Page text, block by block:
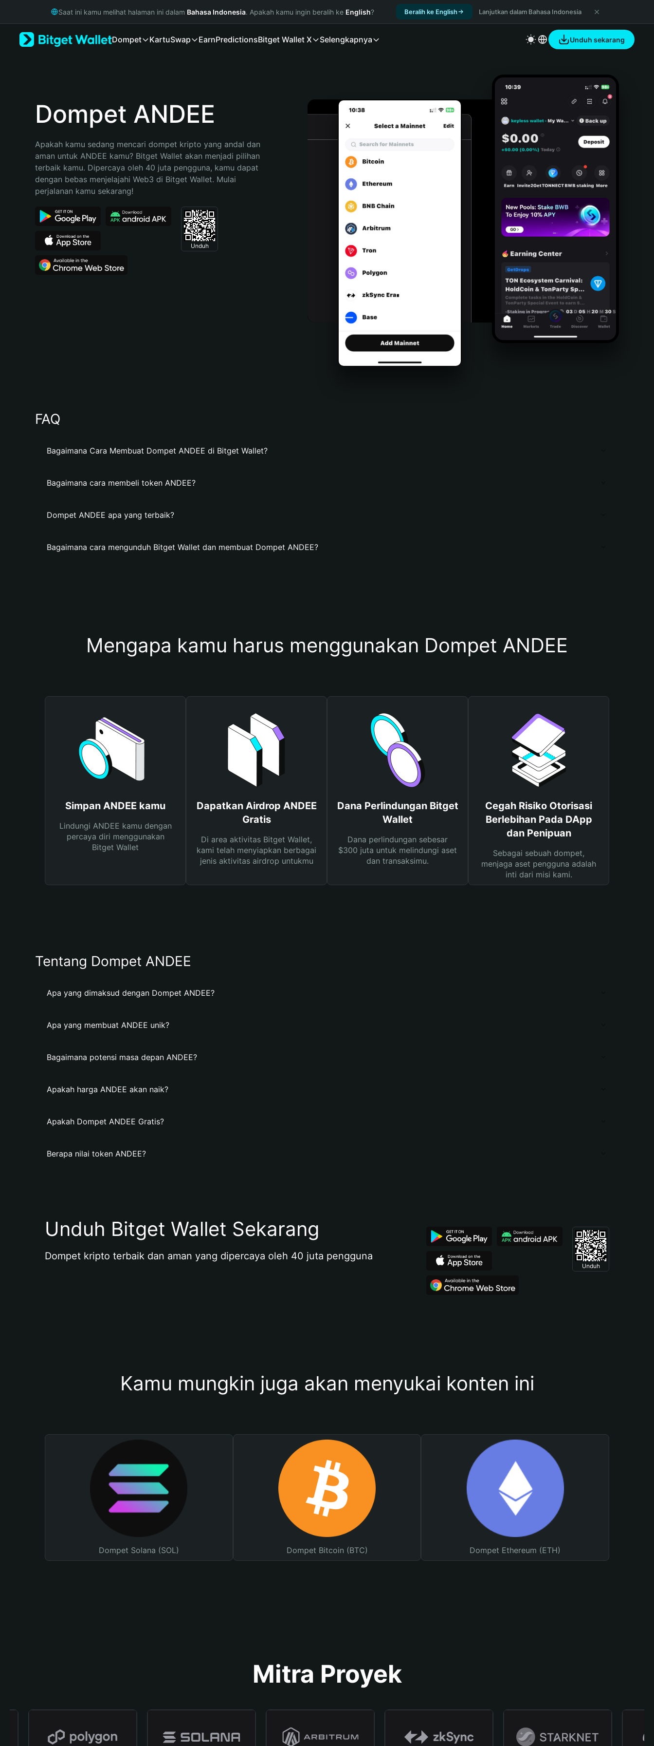
Русский
Bahasa Indonesia
Español (Argentina)
Saat ini kamu melihat halaman ini dalam Bahasa Indonesia. Apakah kamu ingin beralih ke English? Beralih ke English Lanjutkan dalam Bahasa Indonesia
Dompet KartuSwap EarnPredictionsBitget Wallet X Selengkapnya Unduh sekarang
Dompet ANDEE
Apakah kamu sedang mencari dompet kripto yang andal dan
aman untuk ANDEE kamu? Bitget Wallet akan menjadi pilihan
terbaik kamu. Dipercaya oleh 40 juta pengguna, kamu dapat
dengan bebas menjelajahi Web3 di Bitget Wallet. Mulai
perjalanan kamu sekarang!
Unduh
FAQ
Bagaimana Cara Membuat Dompet ANDEE di Bitget Wallet?
Bagaimana cara membeli token ANDEE?
Dompet ANDEE apa yang terbaik?
Bagaimana cara mengunduh Bitget Wallet dan membuat Dompet ANDEE?
Mengapa kamu harus menggunakan Dompet ANDEE
Simpan ANDEE kamu
Lindungi ANDEE kamu dengan
percaya diri menggunakan
Bitget Wallet
Dapatkan Airdrop ANDEE
Gratis
Di area aktivitas Bitget Wallet,
kami telah menyiapkan berbagai
jenis aktivitas airdrop untukmu
Dana Perlindungan Bitget
Wallet
Dana perlindungan sebesar
$300 juta untuk melindungi aset
dan transaksimu.
Cegah Risiko Otorisasi
Berlebihan Pada DApp
dan Penipuan
Sebagai sebuah dompet,
menjaga aset pengguna adalah
inti dari misi kami.
Tentang Dompet ANDEE
Apa yang dimaksud dengan Dompet ANDEE?
Apa yang membuat ANDEE unik?
Bagaimana potensi masa depan ANDEE?
Apakah harga ANDEE akan naik?
Apakah Dompet ANDEE Gratis?
Berapa nilai token ANDEE?
Unduh Bitget Wallet Sekarang
Dompet kripto terbaik dan aman yang dipercaya oleh 40 juta pengguna
Unduh
Kamu mungkin juga akan menyukai konten ini
Dompet Solana (SOL) Dompet Bitcoin (BTC) Dompet Ethereum (ETH)
Mitra Proyek